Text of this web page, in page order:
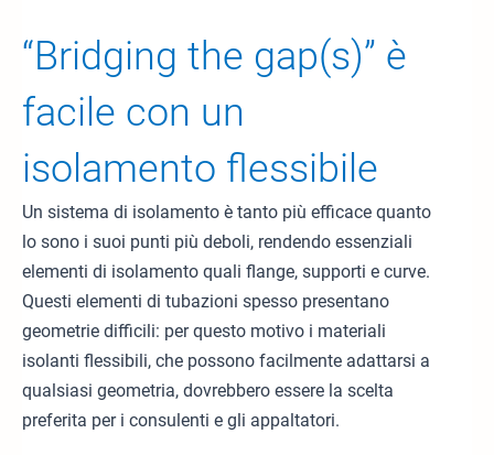
“Bridging the gap(s)” è
facile con un
isolamento flessibile
Un sistema di isolamento è tanto più efficace quanto
lo sono i suoi punti più deboli, rendendo essenziali
elementi di isolamento quali flange, supporti e curve.
Questi elementi di tubazioni spesso presentano
geometrie difficili: per questo motivo i materiali
isolanti flessibili, che possono facilmente adattarsi a
qualsiasi geometria, dovrebbero essere la scelta
preferita per i consulenti e gli appaltatori.